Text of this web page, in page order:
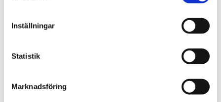
Inställningar
Statistik
Marknadsföring
Torchtändare med quadrupellåga, 4 lågor.
Om tillverkaren